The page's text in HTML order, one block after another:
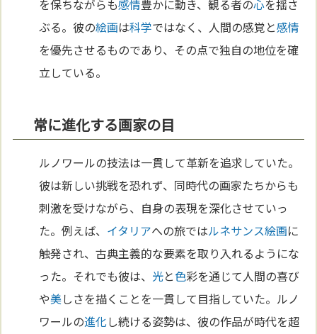
を保ちながらも感情豊かに動き、観る者の心を揺さ
ぶる。彼の絵画は科学ではなく、人間の感覚と感情
を優先させるものであり、その点で独自の地位を確
立している。
常に進化する画家の目
ルノワールの技法は一貫して革新を追求していた。
彼は新しい挑戦を恐れず、同時代の画家たちからも
刺激を受けながら、自身の表現を深化させていっ
た。例えば、 イタリアへの旅ではルネサンス絵画に
触発され、古典主義的な要素を取り入れるようにな
った。それでも彼は、 光と色彩を通じて人間の喜び
や美しさを描くことを一貫して目指していた。ルノ
ワールの進化し続ける姿勢は、彼の作品が時代を超